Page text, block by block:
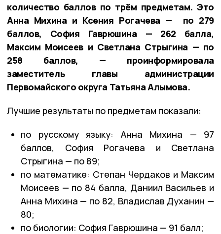
количество баллов по трём предметам. Это
Анна Михина и Ксения Рогачева — по 279
баллов, София Гаврюшина — 262 балла,
Максим Моисеев и Светлана Стрыгина — по
258 баллов, — проинформировала
заместитель главы администрации
Первомайского округа Татьяна Алымова.
Лучшие результаты по предметам показали:
по русскому языку: Анна Михина — 97
баллов, София Рогачева и Светлана
Стрыгина — по 89;
по математике: Степан Чердаков и Максим
Моисеев — по 84 балла, Даниил Васильев и
Анна Михина — по 82, Владислав Духанин —
80;
по биологии: София Гаврюшина — 91 балл;